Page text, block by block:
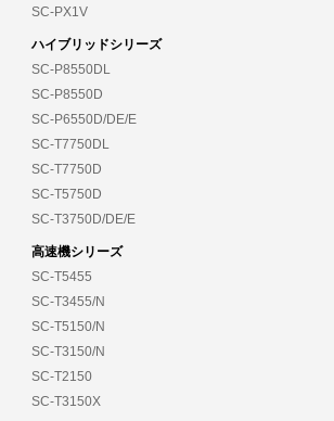
SC-PX1V
ハイブリッドシリーズ
SC-P8550DL
SC-P8550D
SC-P6550D/DE/E
SC-T7750DL
SC-T7750D
SC-T5750D
SC-T3750D/DE/E
高速機シリーズ
SC-T5455
SC-T3455/N
SC-T5150/N
SC-T3150/N
SC-T2150
SC-T3150X